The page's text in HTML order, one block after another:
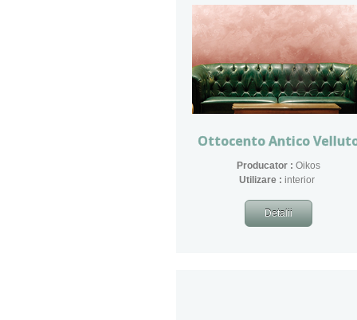
Ottocento Antico
Producator : Oikos
​Utilizare : interior
Detalii